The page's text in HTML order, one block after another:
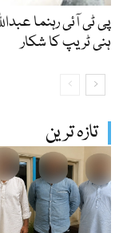
تازہ ترین
پی ٹی آئی رہنما
ہنی ٹریپ کا شکار